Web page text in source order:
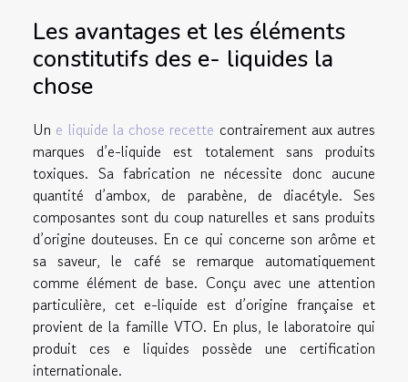
Les avantages et les éléments
constitutifs des e- liquides la
chose
Un e liquide la chose recette contrairement aux autres
marques d’e-liquide est totalement sans produits
toxiques. Sa fabrication ne nécessite donc aucune
quantité d’ambox, de parabène, de diacétyle. Ses
composantes sont du coup naturelles et sans produits
d’origine douteuses. En ce qui concerne son arôme et
sa saveur, le café se remarque automatiquement
comme élément de base. Conçu avec une attention
particulière, cet e-liquide est d’origine française et
provient de la famille VTO. En plus, le laboratoire qui
produit ces e liquides possède une certification
internationale.